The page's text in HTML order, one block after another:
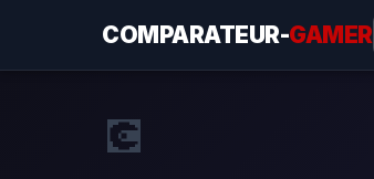
COMPARATEUR-GAMER
💽